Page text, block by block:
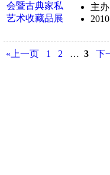
主
«上一页 1 2 … 3 下